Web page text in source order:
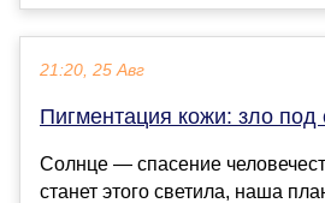
21:20, 25 Авг
Пигментация кожи: зло под
Солнце — спасение
станет этого светила, наша